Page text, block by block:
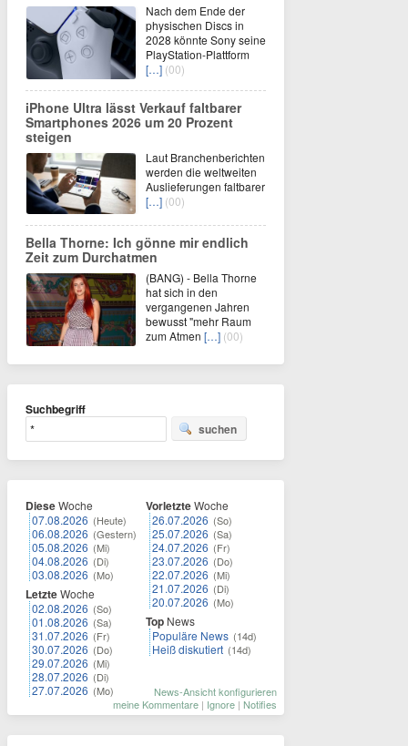
Nach dem Ende der
physischen Discs in
2028 könnte Sony seine
PlayStation-Plattform
[…] (00)
iPhone Ultra lässt Verkauf faltbarer
Smartphones 2026 um 20 Prozent
steigen
Laut Branchenberichten
werden die weltweiten
Auslieferungen faltbarer
[…] (00)
Bella Thorne: Ich gönne mir endlich
Zeit zum Durchatmen
(BANG) - Bella Thorne
hat sich in den
vergangenen Jahren
bewusst "mehr Raum
zum Atmen […] (00)
Suchbegriff
suchen
DieseWoche
07.08.2026 (Heute)
06.08.2026 (Gestern)
05.08.2026 (Mi)
04.08.2026 (Di)
03.08.2026 (Mo)
LetzteWoche
02.08.2026 (So)
01.08.2026 (Sa)
31.07.2026 (Fr)
30.07.2026 (Do)
29.07.2026 (Mi)
28.07.2026 (Di)
27.07.2026 (Mo)
VorletzteWoche
26.07.2026 (So)
25.07.2026 (Sa)
24.07.2026 (Fr)
23.07.2026 (Do)
22.07.2026 (Mi)
21.07.2026 (Di)
20.07.2026 (Mo)
Top News
Populäre News (14d)
Heiß diskutiert (14d)
News-Ansicht konfigurieren
meine Kommentare | Ignore | Notifies